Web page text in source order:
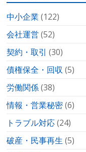
中小企業 (122)
会社運営 (52)
契約・取引 (30)
債権保全・回収 (5)
労働関係(38)
情報・営業秘密(6)
トラブル対応(24)
破産・民事再生 (5)